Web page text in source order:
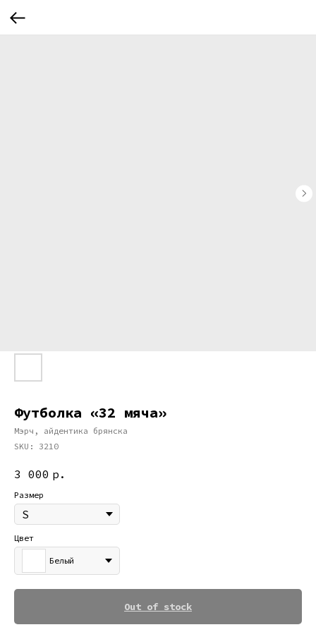
Футболка «32 мяча»
Мэрч, айдентика брянска
SKU: 3210
3 000 р.
Размер
Цвет
Белый
Out of stock